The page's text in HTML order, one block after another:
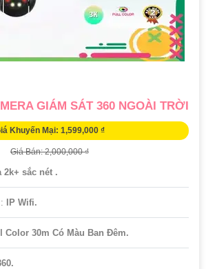
GIÁM SÁT 360 NGOÀI TRỜI
Khuyến Mại: 1,599,000 ₫
Giá Bán: 2,000,000 ₫
2k+ sắc nét .
IP Wifi.
Color 30m Có Màu Ban Ðêm.